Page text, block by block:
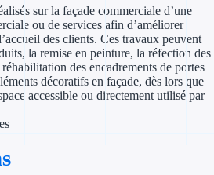
Prêt
Appel à projet
Avance
sur la façade commerciale d’une
ou de services afin d’améliorer
des clients. Ces travaux peuvent
la remise en peinture, la réfection des
des encadrements de portes
décoratifs en façade, dès lors que
accessible ou directement utilisé par